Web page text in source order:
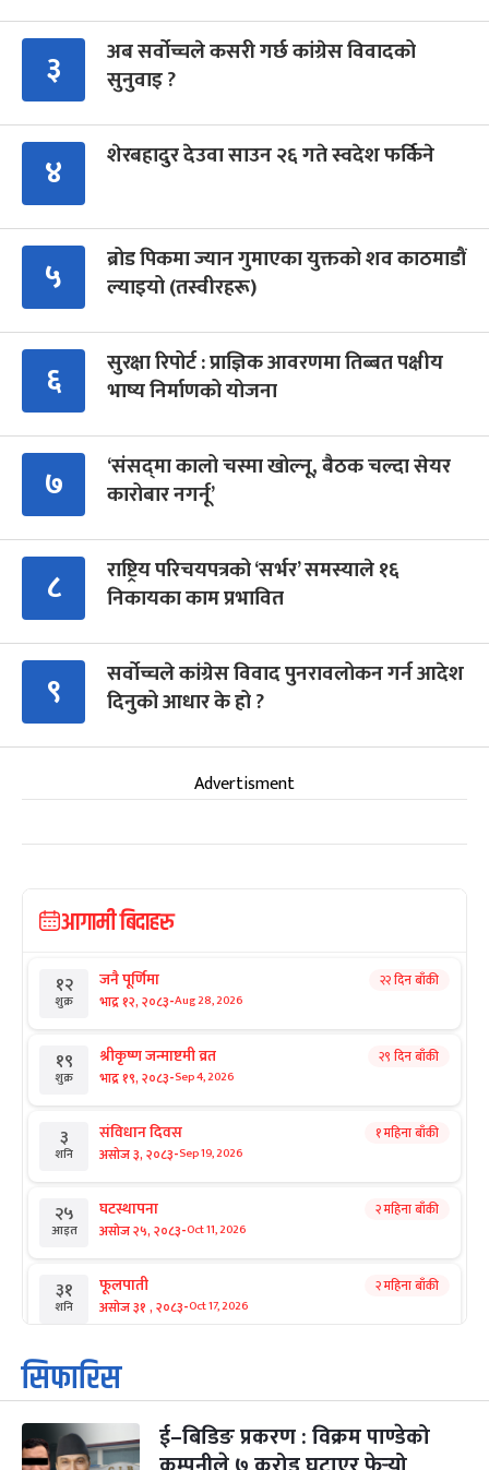
३
अब सर्वोच्चले कसरी गर्छ कांग्रेस विवादको
सुनुवाइ ?
४ शेरबहादुर देउवा साउन २६ गते स्वदेश फर्किने
५
ब्रोड पिकमा ज्यान गुमाएका युक्तको शव काठमाडौं
ल्याइयो (तस्वीरहरू)
६
सुरक्षा रिपोर्ट : प्राज्ञिक आवरणमा तिब्बत पक्षीय
भाष्य निर्माणको योजना
७
‘संसद्‍मा कालो चस्मा खोल्नू, बैठक चल्दा सेयर
कारोबार नगर्नू’
८
राष्ट्रिय परिचयपत्रको ‘सर्भर’ समस्याले १६
निकायका काम प्रभावित
९
सर्वोच्चले कांग्रेस विवाद पुनरावलोकन गर्न आदेश
दिनुको आधार के हो ?
Advertisment
आगामी बिदाहरु
१२
शुक्र
जनै पूर्णिमा
भाद्र १२, २०८३-Aug 28, 2026
२२ दिन बाँकी
१९
शुक्र
श्रीकृष्ण जन्माष्टमी व्रत
भाद्र १९, २०८३-Sep 4, 2026
२९ दिन बाँकी
३
शनि
संविधान दिवस
असोज ३, २०८३-Sep 19, 2026
१ महिना बाँकी
२५
आइत
घटस्थापना
असोज २५, २०८३-Oct 11, 2026
२ महिना बाँकी
३१
शनि
फूलपाती
असोज ३१ , २०८३-Oct 17, 2026
२ महिना बाँकी
१
आइत
कार्तिक सङ्क्रान्ति
कार्तिक १, २०८३
३
मंगल
महानवमी
कार्तिक ३, २०८३-Oct 20, 2026
२ महिना बाँकी
सिफारिस
ई–बिडिङ प्रकरण : विक्रम पाण्डेको